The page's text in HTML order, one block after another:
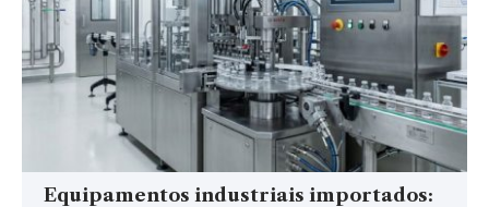
Equipamentos industriais importados: